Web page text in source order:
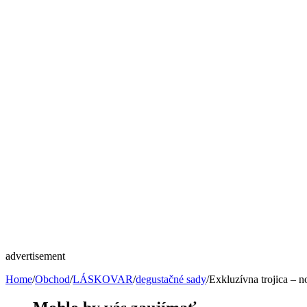
advertisement
Home/Obchod/LÁSKOVAR/degustačné sady/Exkluzívna trojica –